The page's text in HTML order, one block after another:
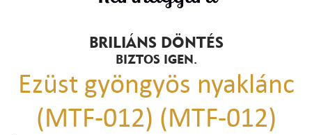
BRILIÁNS DÖNTÉS
BIZTOS IGEN.
Ezüst gyöngyös nyaklánc
(MTF-012) (MTF-012)